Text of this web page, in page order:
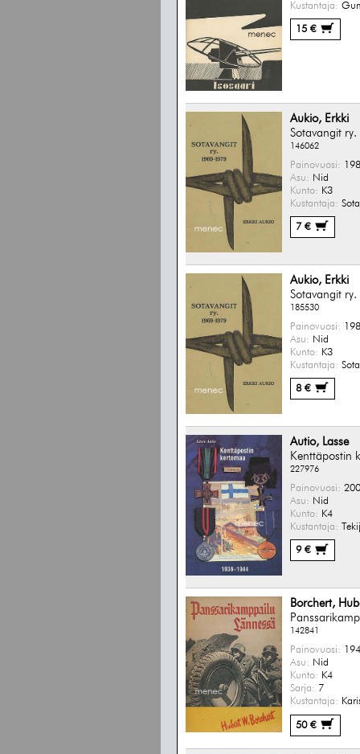
Kustantaja:
15 €
Aukio, Erkki
Sotavangit
146062
Painovuosi:
Asu: Nid
Kunto: K3
Kustantaja:
7 €
Aukio, Erkki
Sotavangit
185530
Painovuosi:
Asu: Nid
Kunto: K3
Kustantaja:
8 €
Autio, Lasse
Kenttäpostin
227976
Painovuosi:
Asu: Nid
Kunto: K4
Kustantaja:
9 €
Borchert,
142841
Painovuosi:
Asu: Nid
Kunto: K4
Sarja: 7
Kustantaja:
50 €